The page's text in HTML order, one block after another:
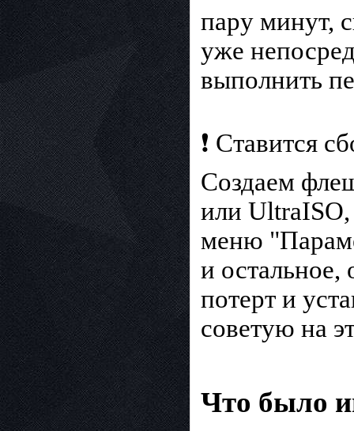
пару минут,
уже
выполнить
❗ Ставится
Создаем
или UltraISO,
меню
и остальное,
потерт и
советую на
Что было